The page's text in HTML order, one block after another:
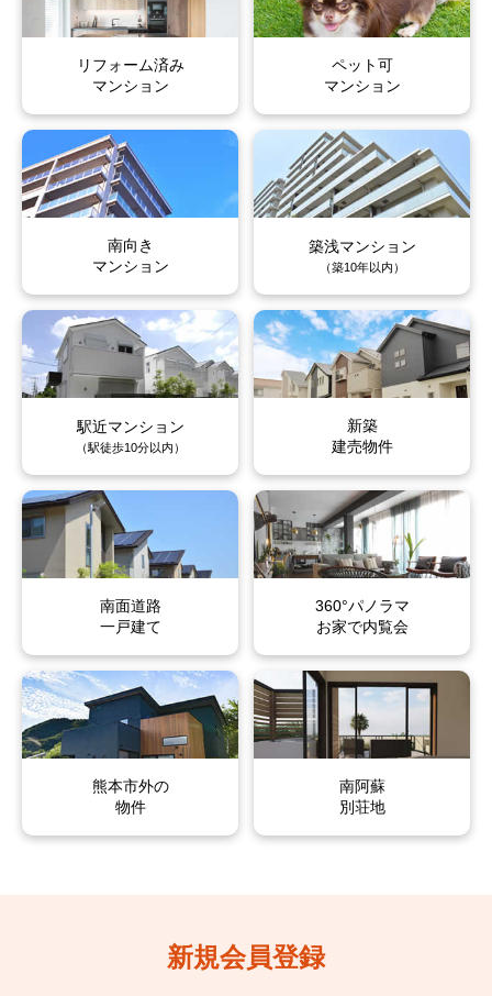
上水前寺 上通町
上林町 辛島町
川端町 河原町
北千反畑町 京町
京町本丁 草葉町
九品寺 黒髪
神水 神水本町
慶徳堀町 紺屋阿弥陀寺町
紺屋今町 紺屋町
子飼本町 国府
国府本町 小沢町
古城町 壺川
湖東 琴平
琴平本町 米屋町
呉服町 細工町
桜町 三郎
新大江 新鍛冶屋町
上水前寺 上通町
上林町 辛島町
川端町 河原町
北千反畑町 京町
京町本丁 草葉町
九品寺 黒髪
神水 神水本町
慶徳堀町 紺屋阿弥陀寺町
紺屋今町 紺屋町
子飼本町 国府
国府本町 小沢町
古城町 壺川
湖東 琴平
琴平本町 米屋町
呉服町 細工町
桜町 三郎
新大江 新鍛冶屋町
上水前寺 上通町
上林町 辛島町
川端町 河原町
北千反畑町 京町
京町本丁 草葉町
九品寺 黒髪
神水 神水本町
慶徳堀町 紺屋阿弥陀寺町
紺屋今町 紺屋町
子飼本町 国府
国府本町 小沢町
古城町 壺川
湖東 琴平
琴平本町 米屋町
呉服町 細工町
桜町 三郎
新大江 新鍛冶屋町
上水前寺 上通町
上林町 辛島町
川端町 河原町
北千反畑町 京町
京町本丁 草葉町
九品寺 黒髪
神水 神水本町
慶徳堀町 紺屋阿弥陀寺町
紺屋今町 紺屋町
子飼本町 国府
国府本町 小沢町
古城町 壺川
湖東 琴平
琴平本町 米屋町
呉服町 細工町
桜町 三郎
新大江 新鍛冶屋町
上水前寺 上通町
上林町 辛島町
川端町 河原町
北千反畑町 京町
京町本丁 草葉町
九品寺 黒髪
神水 神水本町
慶徳堀町 紺屋阿弥陀寺町
紺屋今町 紺屋町
子飼本町 国府
国府本町 小沢町
古城町 壺川
湖東 琴平
琴平本町 米屋町
呉服町 細工町
桜町 三郎
新大江 新鍛冶屋町
リフォーム済み
マンション
ペット可
マンション
南向き
マンション
築浅マンション
（築10年以内）
駅近マンション
（駅徒歩10分以内）
新築
建売物件
南面道路
一戸建て
360°パノラマ
お家で内覧会
熊本市外の
物件
南阿蘇
別荘地
新規会員登録